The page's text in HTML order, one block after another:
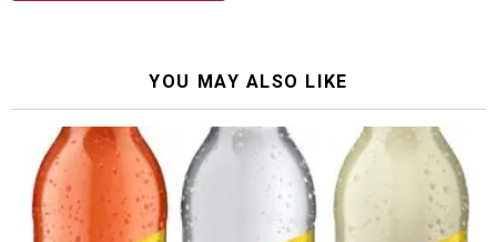
YOU MAY ALSO LIKE